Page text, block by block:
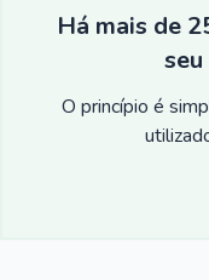
Há mais de
O princípio é